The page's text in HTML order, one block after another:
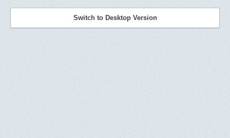
Switch to Desktop Version